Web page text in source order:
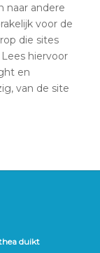
naar andere
voor de
die sites
hiervoor
en
van de site
duikt